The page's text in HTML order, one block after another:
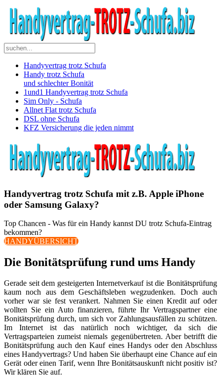
Handyvertrag trotz Schufa
Handy trotz Schufa
und schlechter Bonität
1und1 Handyvertrag trotz Schufa
Sim Only - Schufa
Allnet Flat trotz Schufa
DSL ohne Schufa
KFZ Versicherung die jeden nimmt
Handyvertrag trotz Schufa mit z.B. Apple iPhone
oder Samsung Galaxy?
Top Chancen - Was für ein Handy kannst DU trotz Schufa-Eintrag
bekommen?
HANDYÜBERSICHT
Die Bonitätsprüfung rund ums Handy
Gerade seit dem gesteigerten Internetverkauf ist die Bonitätsprüfung
kaum noch aus dem Geschäftsleben wegzudenken. Doch auch
vorher war sie fest verankert. Nahmen Sie einen Kredit auf oder
wollten Sie ein Auto finanzieren, führte Ihr Vertragspartner eine
Bonitätsprüfung durch, um sich vor Zahlungsausfällen zu schützen.
Im Internet ist das natürlich noch wichtiger, da sich die
Vertragsparteien zumeist niemals gegenübertreten. Aber betrifft die
Bonitätsprüfung auch den Kauf eines Handys oder den Abschluss
eines Handyvertrags? Und haben Sie überhaupt eine Chance auf ein
Gerät oder einen Tarif, wenn Ihre Bonitätsauskunft nicht positiv ist?
Wir klären Sie auf.